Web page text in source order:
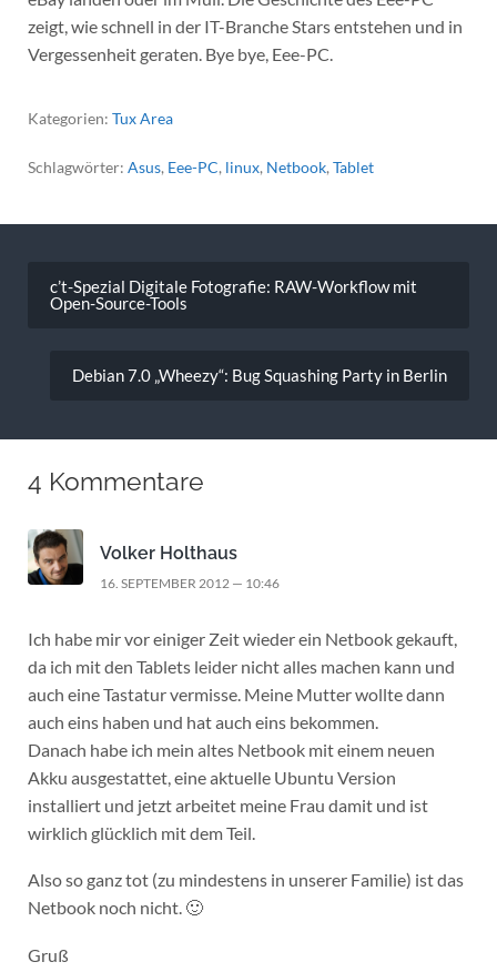
zeigt, wie schnell in der IT-Branche Stars entstehen und in
Vergessenheit geraten. Bye bye, Eee-PC.
Kategorien: Tux Area
Schlagwörter: Asus, Eee-PC, linux, Netbook, Tablet
c’t-Spezial Digitale Fotografie: RAW-Workflow mit
Open-Source-Tools
Debian 7.0 „Wheezy“: Bug Squashing Party in Berlin
4 Kommentare
Volker Holthaus
16. SEPTEMBER 2012 — 10:46
Ich habe mir vor einiger Zeit wieder ein Netbook gekauft,
da ich mit den Tablets leider nicht alles machen kann und
auch eine Tastatur vermisse. Meine Mutter wollte dann
auch eins haben und hat auch eins bekommen.
Danach habe ich mein altes Netbook mit einem neuen
Akku ausgestattet, eine aktuelle Ubuntu Version
installiert und jetzt arbeitet meine Frau damit und ist
wirklich glücklich mit dem Teil.
Also so ganz tot (zu mindestens in unserer Familie) ist das
Netbook noch nicht. 🙂
Gruß